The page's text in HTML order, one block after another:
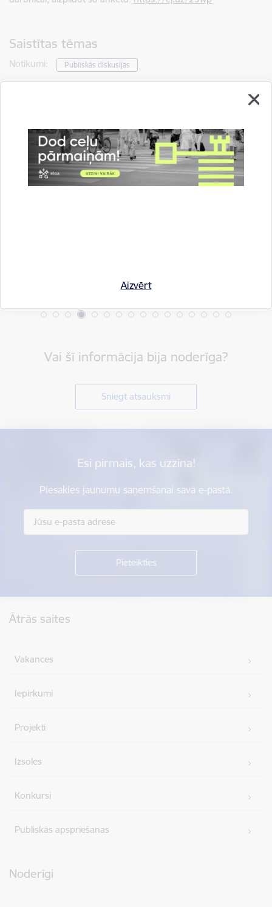
Aizvērt
Saistītas tēmas
Notikumi: Publiskās diskusijas
Dalīties
Vai šī informācija bija noderīga?
Sniegt atsauksmi
Esi pirmais, kas uzzina!
Piesakies jaunumu saņemšanai savā e-pastā.
Ātrās saites
Vakances
Iepirkumi
Projekti
Izsoles
Konkursi
Publiskās apspriešanas
Noderīgi